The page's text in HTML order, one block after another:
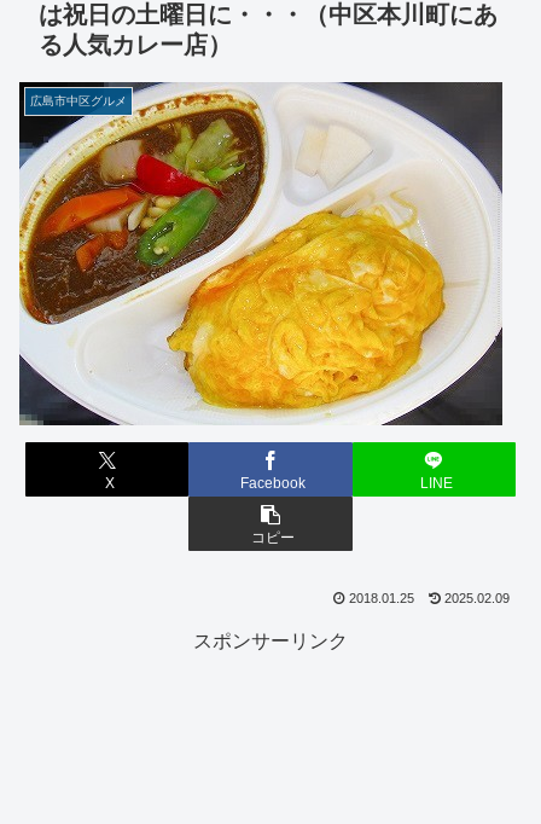
は祝日の土曜日に・・・（中区本川町にあ
る人気カレー店）
広島市中区グルメ
X Facebook LINE
コピー
2018.01.25 2025.02.09
スポンサーリンク